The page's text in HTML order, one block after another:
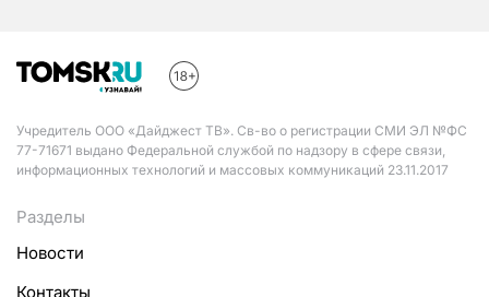
Учредитель ООО «Дайджест ТВ». Св-во о регистрации СМИ ЭЛ №ФС
77-71671 выдано Федеральной службой по надзору в сфере связи,
информационных технологий и массовых коммуникаций 23.11.2017
Разделы
Новости
Контакты